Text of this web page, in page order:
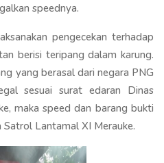
speednya.
pengecekan terhadap
berisi teripang dalam karung.
yang berasal dari negara PNG
sesuai surat edaran Dinas
maka speed dan barang bukti
Lantamal XI Merauke.